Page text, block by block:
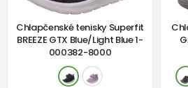
Chlapčenské tenisky Superfit
BREEZE GTX Blue/Light Blue 1-
000382-8000